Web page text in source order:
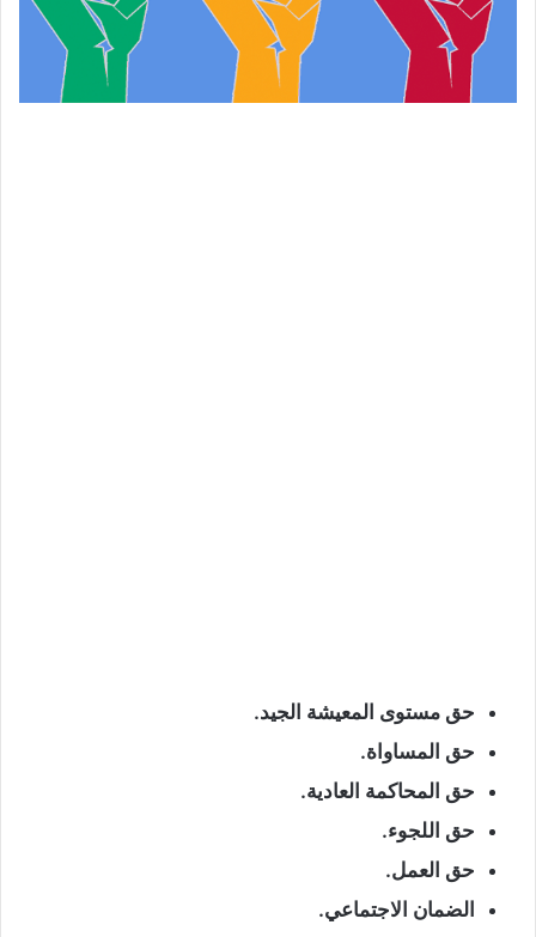
حق مستوى المعيشة الجيد.
حق المساواة.
حق المحاكمة العادية.
حق اللجوء.
حق العمل.
الضمان الاجتماعي.